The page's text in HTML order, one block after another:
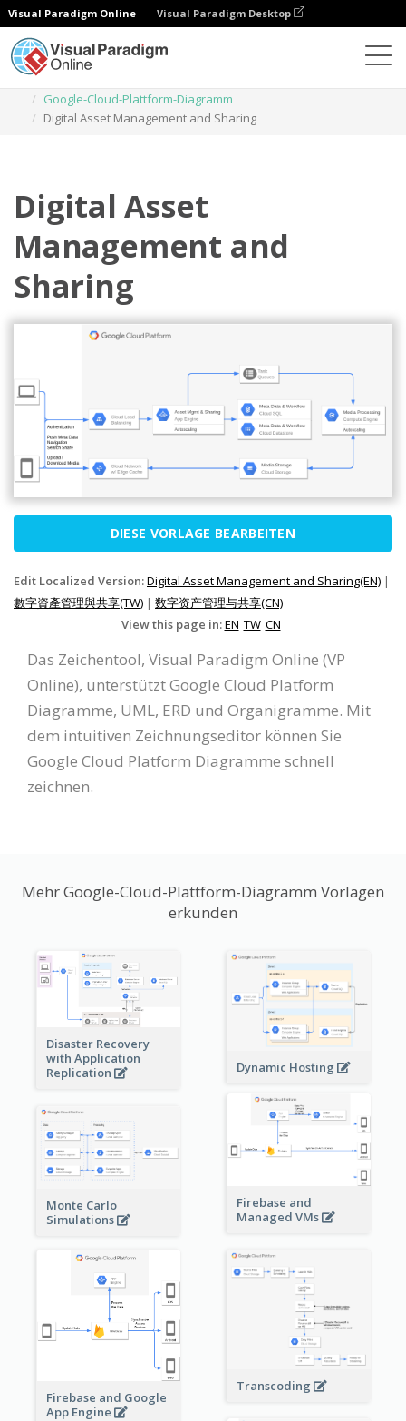
Visual Paradigm Online Visual Paradigm Desktop
Google-Cloud-Plattform-Diagramm
Digital Asset Management and Sharing
Digital Asset
Management and
Sharing
DIESE VORLAGE BEARBEITEN
Edit Localized Version:Digital Asset Management and Sharing(EN) |
數字資產管理與共享(TW) | 数字资产管理与共享(CN)
View this page in:EN TW CN
Das Zeichentool, Visual Paradigm Online (VP
Online), unterstützt Google Cloud Platform
Diagramme, UML, ERD und Organigramme. Mit
dem intuitiven Zeichnungseditor können Sie
Google Cloud Platform Diagramme schnell
zeichnen.
Mehr Google-Cloud-Plattform-Diagramm Vorlagen
erkunden
Disaster Recovery
with Application
Replication
Dynamic Hosting
Firebase and
Managed VMs
Monte Carlo
Simulations
Firebase and Google
App Engine
Transcoding